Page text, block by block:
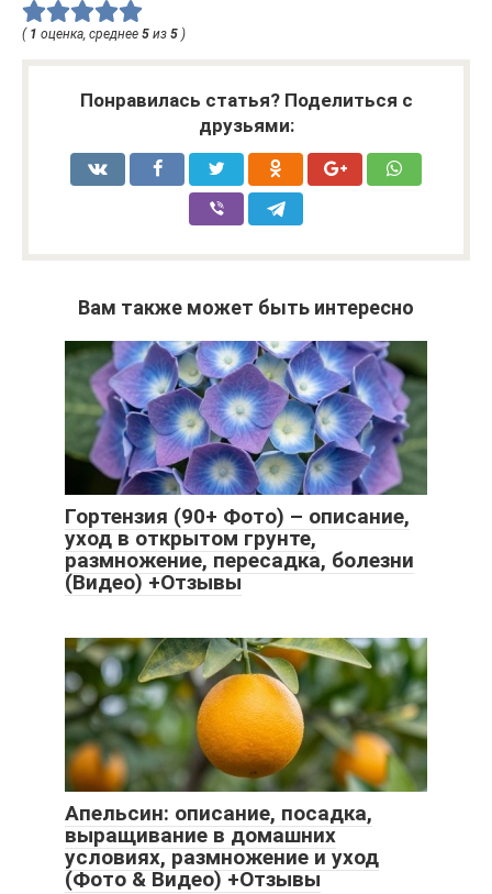
( 1 оценка, среднее 5 из 5 )
Понравилась статья? Поделиться с
друзьями:
Вам также может быть интересно
Гортензия (90+ Фото) – описание,
уход в открытом грунте,
размножение, пересадка, болезни
(Видео) +Отзывы
Апельсин: описание, посадка,
выращивание в домашних
условиях, размножение и уход
(Фото & Видео) +Отзывы